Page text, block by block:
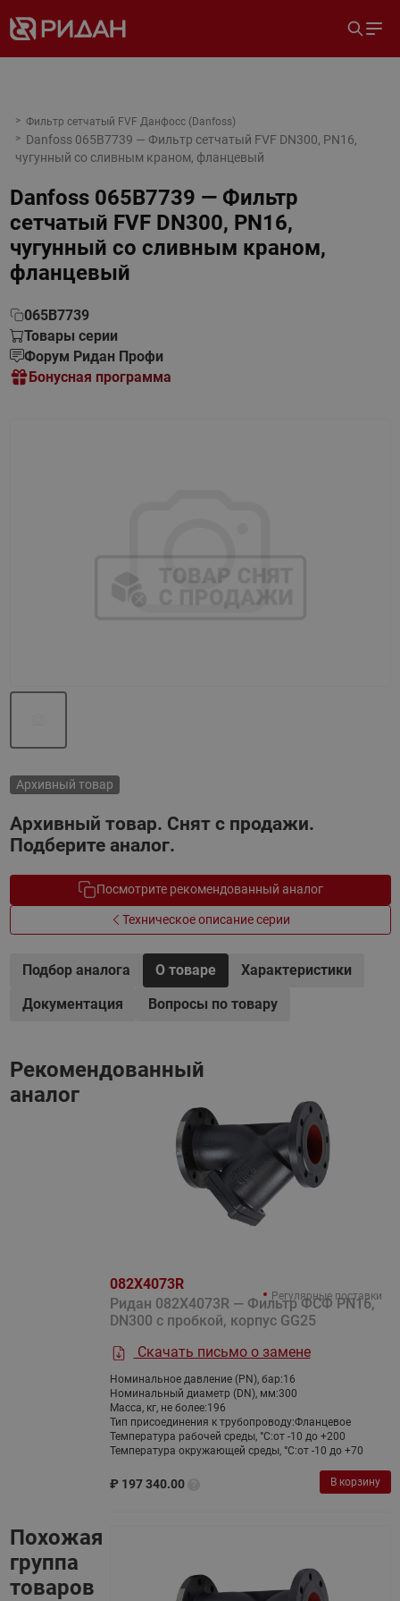
Фильтр сетчатый FVF Данфосс (Danfoss)
Danfoss 065B7739 — Фильтр сетчатый FVF DN300, PN16,
чугунный со сливным краном, фланцевый
Danfoss 065B7739 — Фильтр
сетчатый FVF DN300, PN16,
чугунный со сливным краном,
фланцевый
065B7739
Товары серии
Форум Ридан Профи
Бонусная программа
Архивный товар
Архивный товар. Снят с продажи.
Подберите аналог.
Посмотрите рекомендованный аналог
Техническое описание серии
Подбор аналога О товаре
Характеристики
Документация
Вопросы по товару
Рекомендованный
аналог
082X4073R
Ридан 082X4073R — Фильтр ФСФ PN16,
DN300 с пробкой, корпус GG25
Скачать письмо о замене
Номинальное давление (PN), бар:16
Номинальный диаметр (DN), мм:300
Масса, кг, не более:196
Тип присоединения к трубопроводу:Фланцевое
Температура рабочей среды, °С:от -10 до +200
Температура окружающей среды, °С:от -10 до +70
₽ 197 340.00
Регулярные поставки
В корзину
Похожая
группа
товаров